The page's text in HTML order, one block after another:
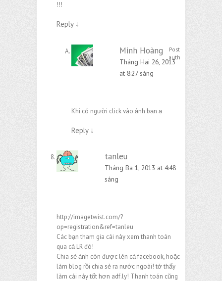
!!!
Reply ↓
Minh Hoàng
Post
author
Tháng Hai 26, 2013
at 8:27 sáng
Khi có người click vào ảnh bạn ạ
Reply ↓
tanleu
Tháng Ba 1, 2013 at 4:48
sáng
http://imagetwist.com/?
op=registration&ref=tanleu
Các bạn tham gia cái này xem thanh toán
qua cả LR đó!
Chia sẻ ảnh còn được lên cả facebook, hoặc
làm blog rồi chia sẻ ra nước ngoài! tớ thấy
làm cái này tốt hơn adf.ly! Thanh toán cũng